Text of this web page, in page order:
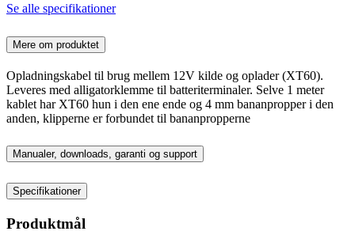
Se alle specifikationer
Mere om produktet
Opladningskabel til brug mellem 12V kilde og oplader (XT60).
Leveres med alligatorklemme til batteriterminaler. Selve 1 meter
kablet har XT60 hun i den ene ende og 4 mm bananpropper i den
anden, klipperne er forbundet til bananpropperne
Manualer, downloads, garanti og support
Specifikationer
Produktmål